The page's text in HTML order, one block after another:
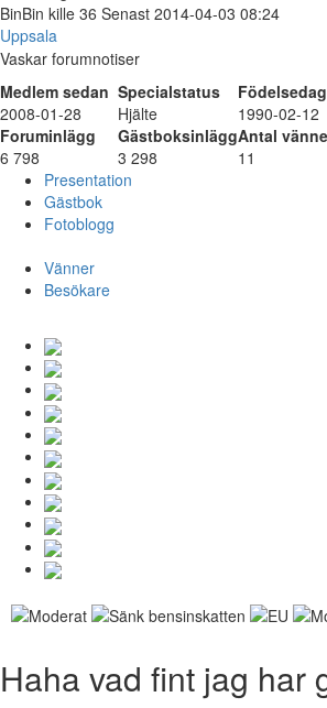
BinBin kille 36 Senast 2014-04-03 08:24
Uppsala
Vaskar forumnotiser
Medlem sedan Specialstatus
Födelsedag
2008-01-28
Hjälte
1990-02-12
Foruminlägg
GästboksinläggAntal
6 798
3 298
11
Presentation
Gästbok
Fotoblogg
Vänner
Besökare
Haha vad fint jag har